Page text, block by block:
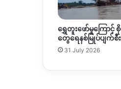
ရွှေတူးဖော်မှုကြောင့် စို
တွေရေနစ်မြုပ်ပျက်စီး
31 July 2026